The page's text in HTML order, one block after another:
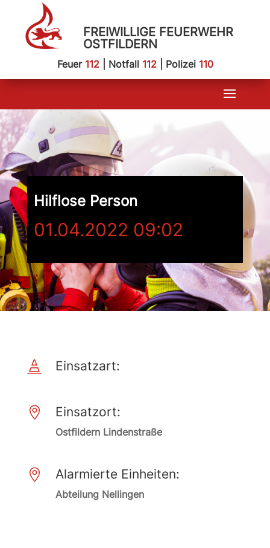
FREIWILLIGE FEUERWEHR
OSTFILDERN
Feuer 112| Notfall 112| Polizei 110
Hilflose Person
01.04.2022 09:02
 Einsatzart:
 Einsatzort:
Ostfildern Lindenstraße
 Alarmierte Einheiten:
Abteilung Nellingen